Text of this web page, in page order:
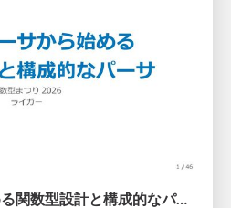
壊れたパーサから始める関数型設計と構成的なパーサ #fp_matsuri